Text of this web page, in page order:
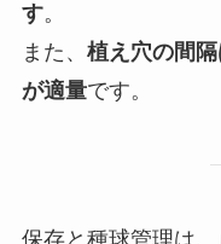
す。
また、 植え穴の間
が適量です。
保存と種球管理は